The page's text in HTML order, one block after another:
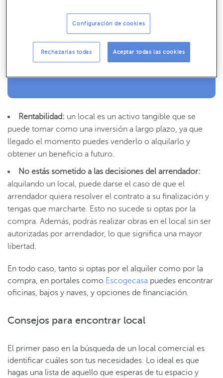
Recibe nuestros contenidos más útiles
Consejos, claves y ¡todo lo que debes saber para gestionar tus finanzas!
SUSCRÍBETE
Rentabilidad: un local es un activo tangible que se
puede tomar como una inversión a largo plazo, ya que
llegado el momento puedes venderlo o alquilarlo y
obtener un beneficio a futuro.
No estás sometido a las decisiones del arrendador:
alquilando un local, puede darse el caso de que el
arrendador quiera resolver el contrato a su finalización y
tengas que marcharte. Esto no sucede si optas por la
compra. Además, podrás realizar obras en el local sin ser
autorizadas por arrendador, lo que significa una mayor
libertad.
En todo caso, tanto si optas por el alquiler como por la
compra, en portales como Escogecasa puedes encontrar
oficinas, bajos y naves, y opciones de financiación.
Consejos para encontrar local
El primer paso en la búsqueda de un local comercial es
identificar cuáles son tus necesidades. Lo ideal es que
hagas una lista de aquello que esperas de tu espacio y
Configuración de cookies
Rechazarlas todas Aceptar todas las cookies